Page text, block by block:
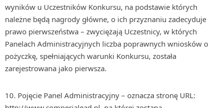
wyników u Uczestników Konkursu, na podstawie których
należne będą nagrody główne, o ich przyznaniu zadecyduje
prawo pierwszeństwa – zwyciężają Uczestnicy, w których
Panelach Administracyjnych liczba poprawnych wniosków o
pożyczkę, spełniających warunki Konkursu, została
zarejestrowana jako pierwsza.
10. Pojęcie Panel Administracyjny – oznacza stronę URL: